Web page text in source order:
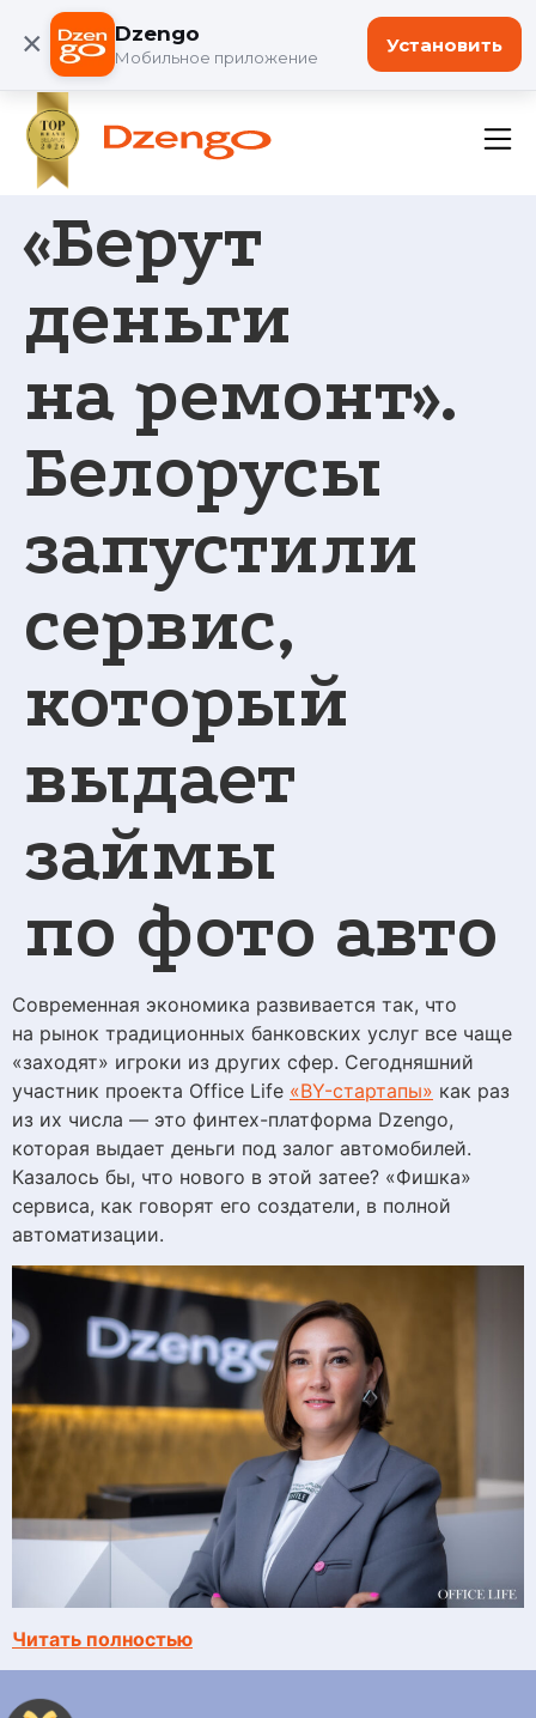
«Берут
деньги
на ремонт».
Белорусы
запустили
сервис,
который
выдает
займы
по фото авто
Современная экономика развивается так, что
на рынок традиционных банковских услуг все чаще
«заходят» игроки из других сфер. Сегодняшний
участник проекта Office Life «BY-стартапы» как раз
из их числа — это финтех-платформа Dzengo,
которая выдает деньги под залог автомобилей.
Казалось бы, что нового в этой затее? «Фишка»
сервиса, как говорят его создатели, в полной
автоматизации.
Читать полностью
× Dzengo
Мобильное приложение
Установить